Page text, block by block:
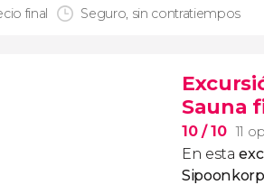
final Seguro, sin contratiempos
Sauna
10/ 10 11
En esta